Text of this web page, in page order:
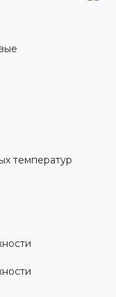
температур